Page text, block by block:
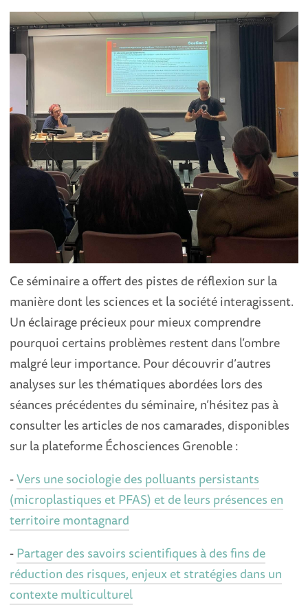
Ce séminaire a offert des pistes de réflexion sur la
manière dont les sciences et la société interagissent.
Un éclairage précieux pour mieux comprendre
pourquoi certains problèmes restent dans l’ombre
malgré leur importance. Pour découvrir d’autres
analyses sur les thématiques abordées lors des
séances précédentes du séminaire, n’hésitez pas à
consulter les articles de nos camarades, disponibles
sur la plateforme Échosciences Grenoble :
-Vers une sociologie des polluants persistants
(microplastiques et PFAS) et de leurs présences en
territoire montagnard
-Partager des savoirs scientifiques à des fins de
réduction des risques, enjeux et stratégies dans un
contexte multiculturel